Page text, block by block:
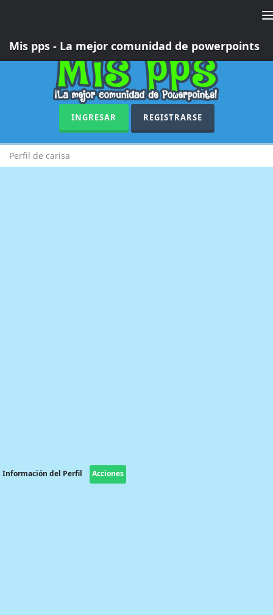
Mis pps - La mejor comunidad de powerpoints
INGRESAR REGISTRARSE
Perfil de carisa
Información del Perfil Acciones